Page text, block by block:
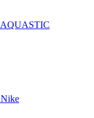
AQUASTIC
Nike